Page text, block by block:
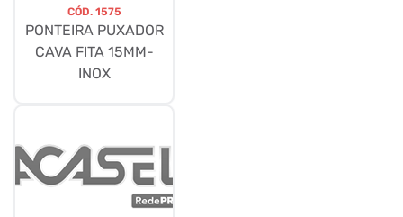
CÓD. 1575
PONTEIRA PUXADOR
CAVA FITA 15MM-
INOX